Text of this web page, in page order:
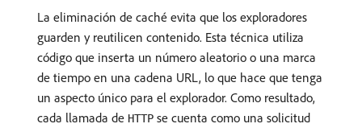
La eliminación de caché evita que los exploradores
guarden y reutilicen contenido. Esta técnica utiliza
código que inserta un número aleatorio o una marca
de tiempo en una cadena URL, lo que hace que tenga
un aspecto único para el explorador. Como resultado,
cada llamada de HTTP se cuenta como una solicitud